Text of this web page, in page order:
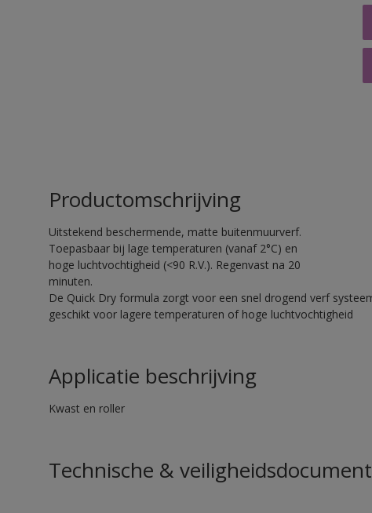
Productomschrijving
Uitstekend beschermende, matte buitenmuurverf.
Toepasbaar bij lage temperaturen (vanaf 2°C) en
hoge luchtvochtigheid (<90 R.V.). Regenvast na 20
minuten.
De Quick Dry formula zorgt voor een snel drogend verf
geschikt voor lagere temperaturen of hoge luchtvochtigheid
Applicatie beschrijving
Kwast en roller
Technische &